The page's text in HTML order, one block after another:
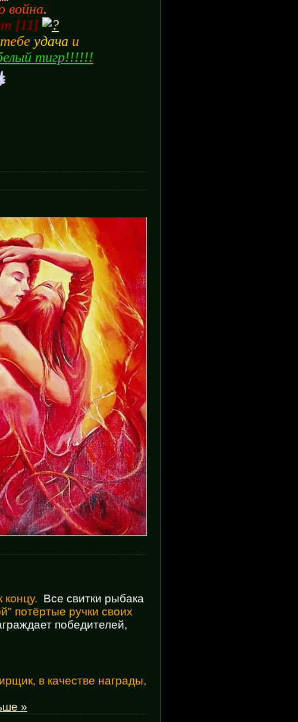
война.
[11]
удача и
тигр!!!!!!
Все свитки рыбака
потёртые ручки своих
победителей,
в качестве награды,
»